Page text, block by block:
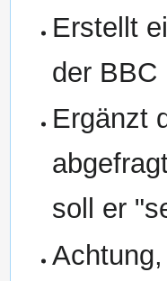
Erstellt
der BBC
Ergänzt
soll er